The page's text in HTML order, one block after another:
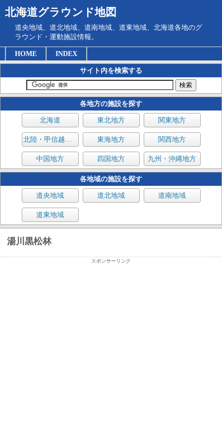
北海道グラウンド地図
道央地域、道北地域、道南地域、道東地域、北海道各地のグ
ラウンド・運動施設情報。
HOME INDEX
サイト内を検索する
各地方の施設を探す
北海道 東北地方 関東地方
北陸・甲信越地方 東海地方 関西地方
中国地方 四国地方 九州・沖縄地方
各地域の施設を探す
道央地域 道北地域 道南地域
道東地域
湯川黒松林
スポンサーリンク